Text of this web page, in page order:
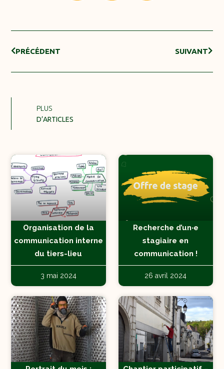
PRÉCÉDENT SUIVANT
PLUS
D’ARTICLES
Organisation de la
communication interne
du tiers-lieu
3 mai 2024
Recherche d’un‧e
stagiaire en
communication !
26 avril 2024